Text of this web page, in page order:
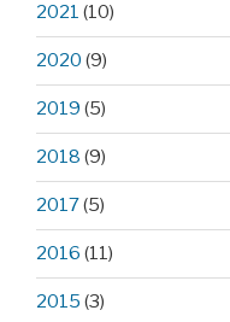
2021 (10)
2020 (9)
2019 (5)
2018 (9)
2017(5)
2016 (11)
2015 (3)